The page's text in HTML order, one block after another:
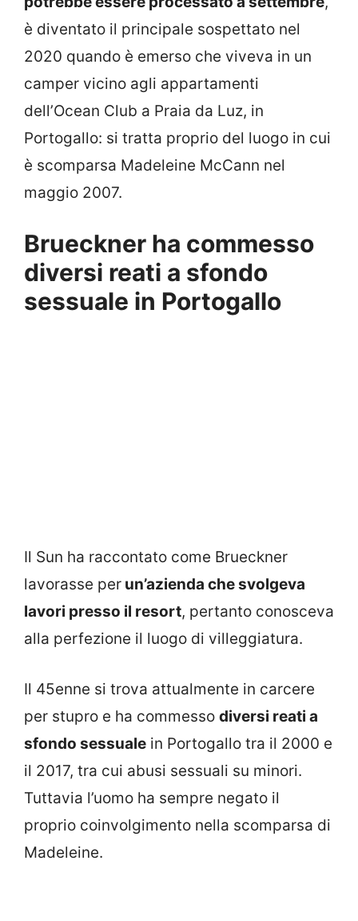
è diventato il principale sospettato nel
2020 quando è emerso che viveva in un
camper vicino agli appartamenti
dell’Ocean Club a Praia da Luz, in
Portogallo: si tratta proprio del luogo in cui
è scomparsa Madeleine McCann nel
maggio 2007.
Brueckner ha commesso
diversi reati a sfondo
sessuale in Portogallo
Il Sun ha raccontato come Brueckner
lavorasse per un’azienda che svolgeva
lavori presso il resort, pertanto conosceva
alla perfezione il luogo di villeggiatura.
Il 45enne si trova attualmente in carcere
per stupro e ha commesso diversi reati a
sfondo sessuale in Portogallo tra il 2000 e
il 2017, tra cui abusi sessuali su minori.
Tuttavia l’uomo ha sempre negato il
proprio coinvolgimento nella scomparsa di
Madeleine.